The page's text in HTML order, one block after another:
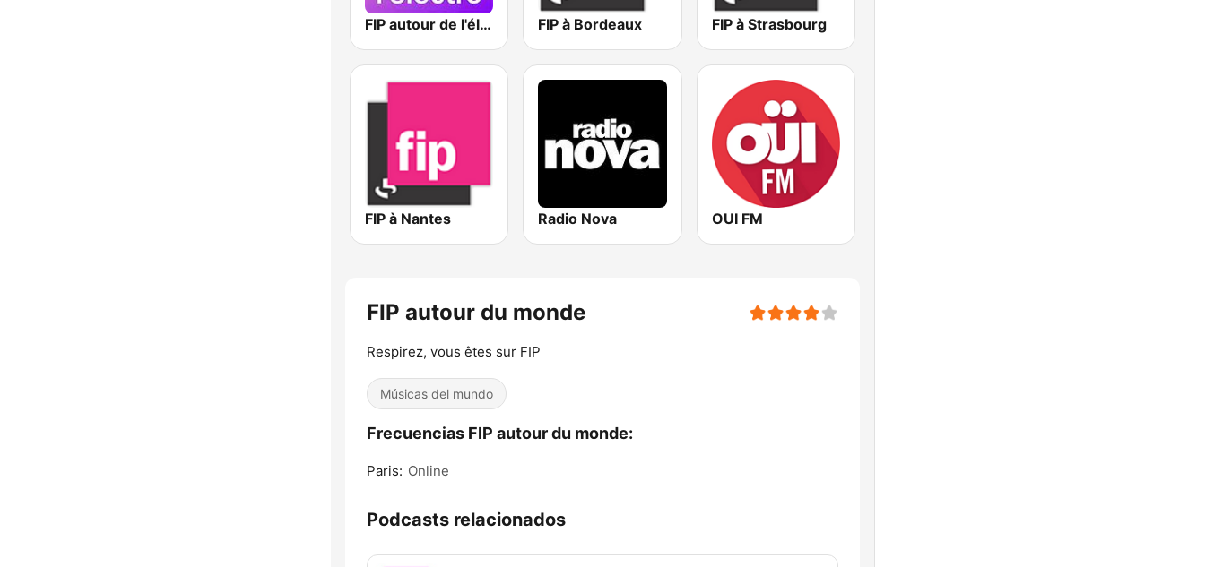
FIP autour de l'électro FIP à Bordeaux FIP à Strasbourg
FIP à Nantes Radio Nova OUI FM
FIP autour du monde
Respirez, vous êtes sur FIP
Músicas del mundo
Frecuencias FIP autour du monde:
Paris: Online
Podcasts relacionados